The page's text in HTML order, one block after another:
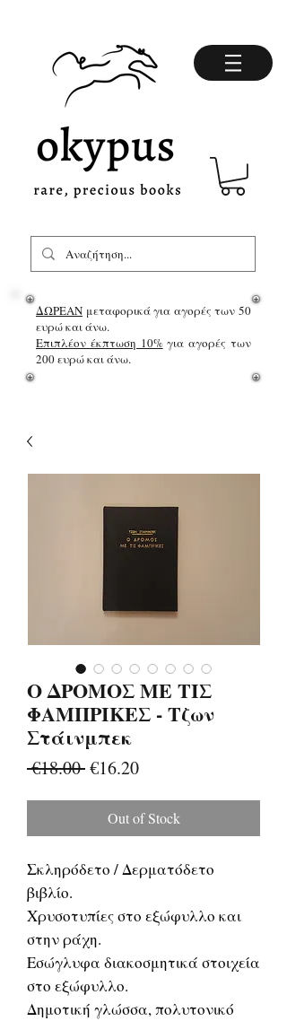
ΔΩΡΕΑΝ μεταφορικά για αγορές των 50
ευρώ και άνω.
Επιπλέον έκπτωση 10%για αγορές των
200 ευρώ και άνω.
Ο ΔΡΟΜΟΣ ΜΕ ΤΙΣ
ΦΑΜΠΡΙΚΕΣ - Τζων
Στάινμπεκ
€18.00 Regular
€16.20Sale
Out of Stock
Σκληρόδετο / Δερματόδετο
βιβλίο.
Χρυσοτυπίες στο εξώφυλλο και
στην ράχη.
Εσώγλυφα διακοσμητικά στοιχεία
στο εξώφυλλο.
Δημοτική γλώσσα, πολυτονικό